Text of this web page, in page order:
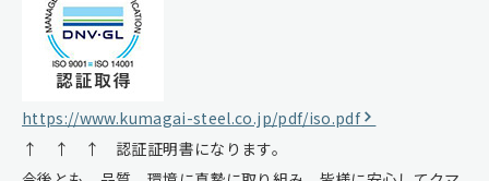
https://www.kumagai-steel.co.jp/pdf/iso.pdf
↑ ↑ ↑ 認証証明書になります。